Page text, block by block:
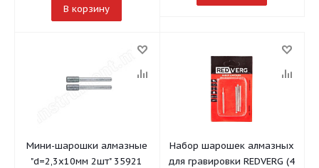
В корзину
Мини-шарошки алмазные
"d=2,3х10мм 2шт" 35921
Набор шарошек алмазных
для гравировки REDVERG (4